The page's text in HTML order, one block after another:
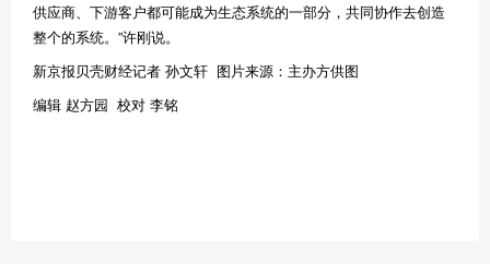
供应商、下游客户都可能成为生态系统的一部分，共同协作去创造
整个的系统。”许刚说。
新京报贝壳财经记者 孙文轩 图片来源：主办方供图
编辑 赵方园 校对 李铭